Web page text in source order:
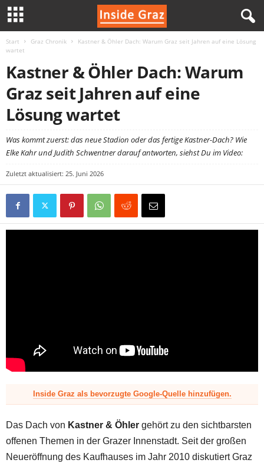
r
Start Graz Chronik
Kastner & Öhler Dach: Warum Graz seit Jahren auf eine Lösung
wartet
Kastner & Öhler Dach: Warum
Graz seit Jahren auf eine
Lösung wartet
Was kommt zuerst: das neue Stadion oder das fertige Kastner-Dach? Wie
Elke Kahr und Judith Schwentner darauf antworten, siehst Du im Video:
Zuletzt aktualisiert: 25. Juni 2026
Inside Graz als bevorzugte Google-Quelle hinzufügen.
Das Dach von Kastner & Öhler gehört zu den sichtbarsten
offenen Themen in der Grazer Innenstadt. Seit der großen
Neueröffnung des Kaufhauses im Jahr 2010 diskutiert Graz